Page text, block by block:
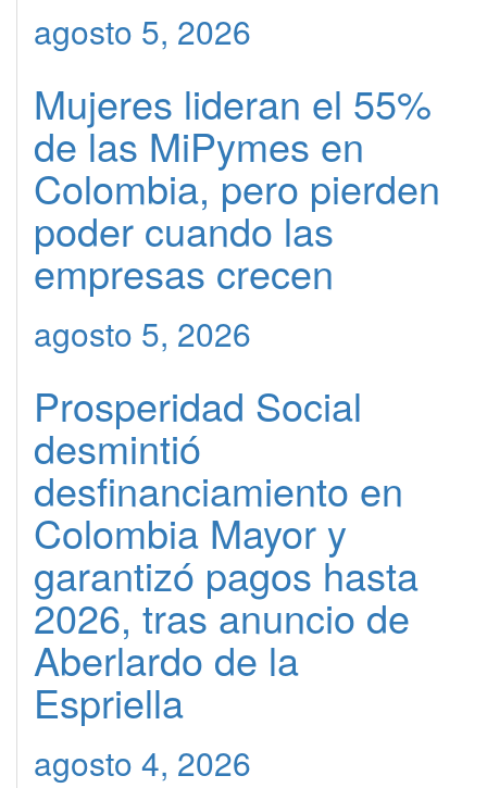
agosto 5, 2026
Mujeres lideran el 55%
de las MiPymes en
Colombia, pero pierden
poder cuando las
empresas crecen
agosto 5, 2026
Prosperidad Social
desmintió
desfinanciamiento en
Colombia Mayor y
garantizó pagos hasta
2026, tras anuncio de
Aberlardo de la
Espriella
agosto 4, 2026